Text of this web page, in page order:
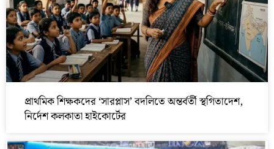
প্রাথমিক শিক্ষকদের ‘সারপ্লাস’ বদলিতে অন্তর্বর্তী স্থগিতাদেশ,
নির্দেশ কলকাতা হাইকোর্টের